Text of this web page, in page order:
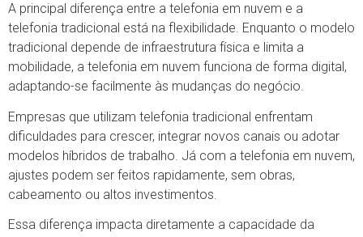
A principal diferença entre a telefonia em nuvem e a
telefonia tradicional está na flexibilidade. Enquanto o modelo
tradicional depende de infraestrutura física e limita a
mobilidade, a telefonia em nuvem funciona de forma digital,
adaptando-se facilmente às mudanças do negócio.
Empresas que utilizam telefonia tradicional enfrentam
dificuldades para crescer, integrar novos canais ou adotar
modelos híbridos de trabalho. Já com a telefonia em nuvem,
ajustes podem ser feitos rapidamente, sem obras,
cabeamento ou altos investimentos.
Essa diferença impacta diretamente a capacidade da